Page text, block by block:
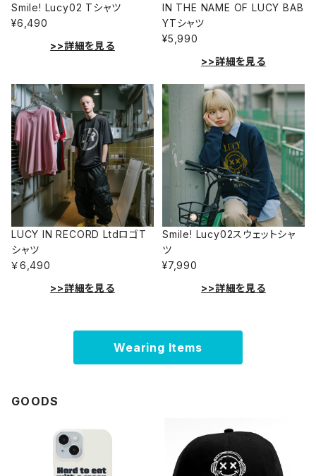
Smile! Lucy02 Tシャツ
¥6,490
>>詳細を見る
IN THE NAME OF LUCY BAB
YTシャツ
¥5,990
>>詳細を見る
LUCY IN RECORD LtdロゴT
シャツ
￥6,490
>>詳細を見る
Smile! Lucy02スウェットシャ
ツ
¥7,990
>>詳細を見る
Wearing Items
GOODS